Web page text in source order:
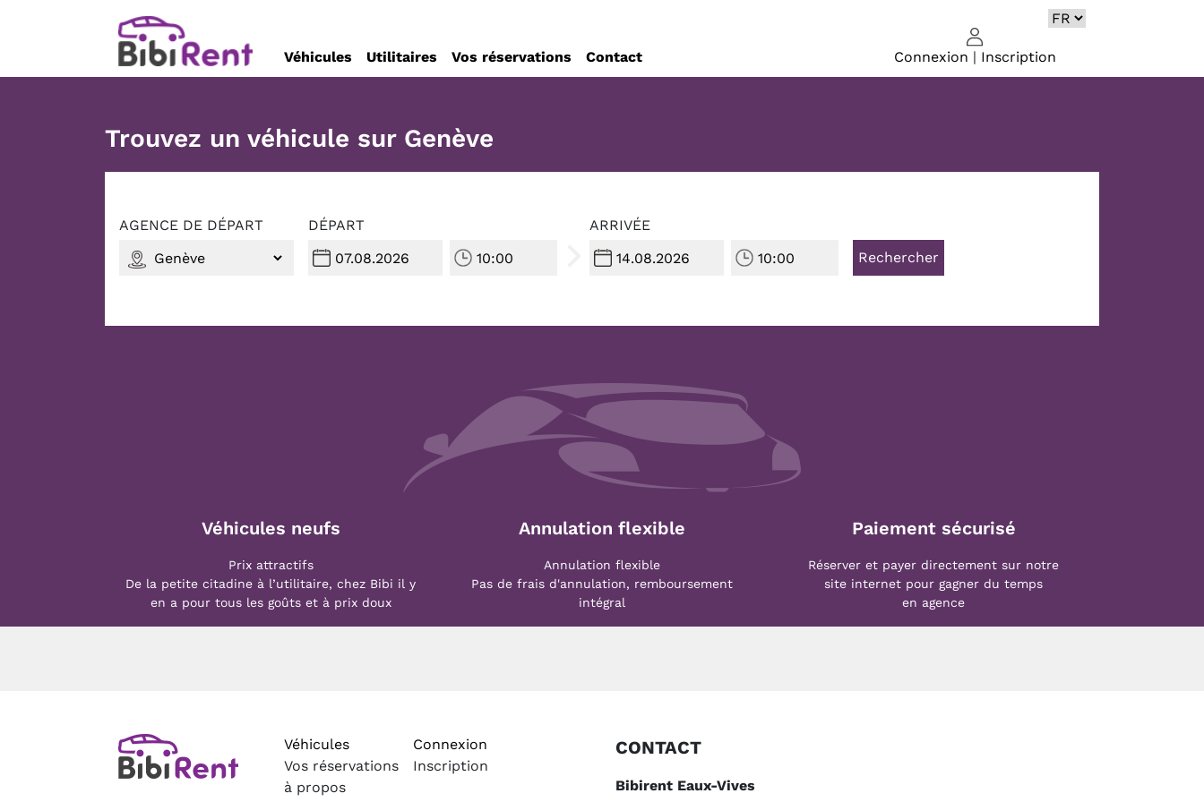
Véhicules Utilitaires Vos réservations Contact Connexion | Inscription
Trouvez un véhicule sur Genève
AGENCE DE DÉPART DÉPART
ARRIVÉE
Rechercher
Véhicules neufs
Prix attractifs
De la petite citadine à l’utilitaire, chez Bibi il y
en a pour tous les goûts et à prix doux
Annulation flexible
Annulation flexible
Pas de frais d'annulation, remboursement
intégral
Paiement sécurisé
Réserver et payer directement sur notre
site internet pour gagner du temps
en agence
Véhicules
Vos réservations
à propos
Connexion
Inscription
CONTACT
Bibirent Eaux-Vives